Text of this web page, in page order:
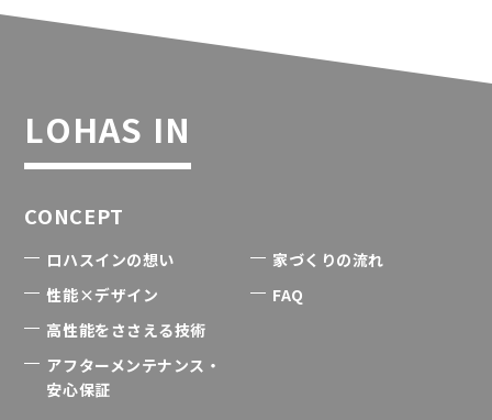
LOHAS IN
CONCEPT
ロハスインの想い
性能×デザイン
高性能をささえる技術
アフターメンテナンス・
安心保証
家づくりの流れ
FAQ